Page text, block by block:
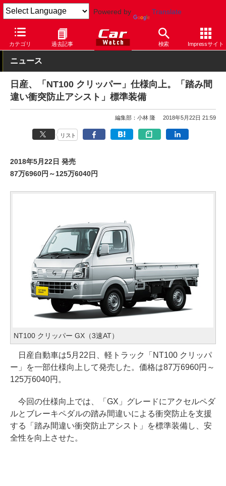
Powered by Translate
カテゴリ 過去記事 検索 Impressサイト
Car Watch 自動車 その他
ニュース
日産、「NT100 クリッパー」仕様向上。「踏み間
違い衝突防止アシスト」標準装備
編集部：小林 隆 2018年5月22日 21:59
リスト
2018年5月22日 発売
87万6960円～125万6040円
NT100 クリッパー GX（3速AT）
日産自動車は5月22日、軽トラック「NT100 クリッパ
ー」を一部仕様向上して発売した。価格は87万6960円～
125万6040円。
今回の仕様向上では、「GX」グレードにアクセルペダ
ルとブレーキペダルの踏み間違いによる衝突防止を支援
する「踏み間違い衝突防止アシスト」を標準装備し、安
全性を向上させた。